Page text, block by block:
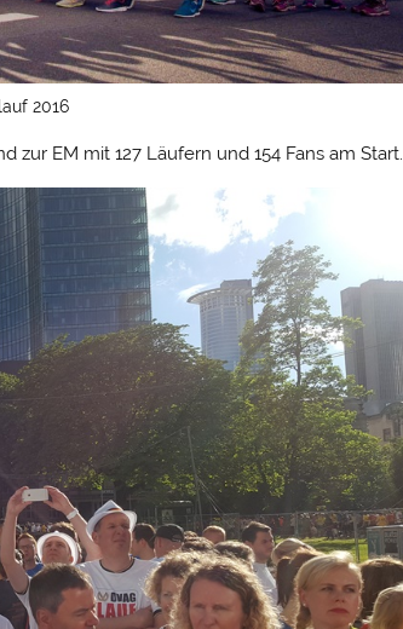
2016
zur EM mit 127 Läufern und 154 Fans am Start.